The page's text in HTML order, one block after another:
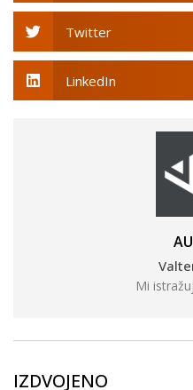
Twitter
LinkedIn
Mi
IZDVOJENO